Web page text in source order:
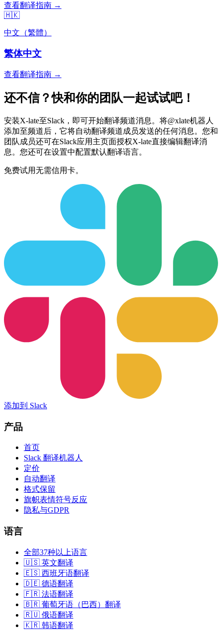
查看翻译指南 →
🇭🇰
中文（繁體）
繁体中文
查看翻译指南 →
还不信？快和你的团队一起试试吧！
安装X-late至Slack，即可开始翻译频道消息。将@xlate机器人
添加至频道后，它将自动翻译频道成员发送的任何消息。您和
团队成员还可在Slack应用主页面授权X-late直接编辑翻译消
息。您还可在设置中配置默认翻译语言。
免费试用无需信用卡。
添加到 Slack
产品
首页
Slack 翻译机器人
定价
自动翻译
格式保留
旗帜表情符号反应
隐私与GDPR
语言
全部37种以上语言
🇺🇸 英文翻译
🇪🇸 西班牙语翻译
🇩🇪 德语翻译
🇫🇷 法语翻译
🇧🇷 葡萄牙语（巴西）翻译
🇷🇺 俄语翻译
🇰🇷 韩语翻译